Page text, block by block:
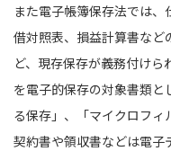
また電子帳簿保存法では
借対照表、損益計算書など
ど、現存保存が義務付け
を電子的保存の対象書類と
る保存」、「マイクロフ
契約書や領収書などは電子